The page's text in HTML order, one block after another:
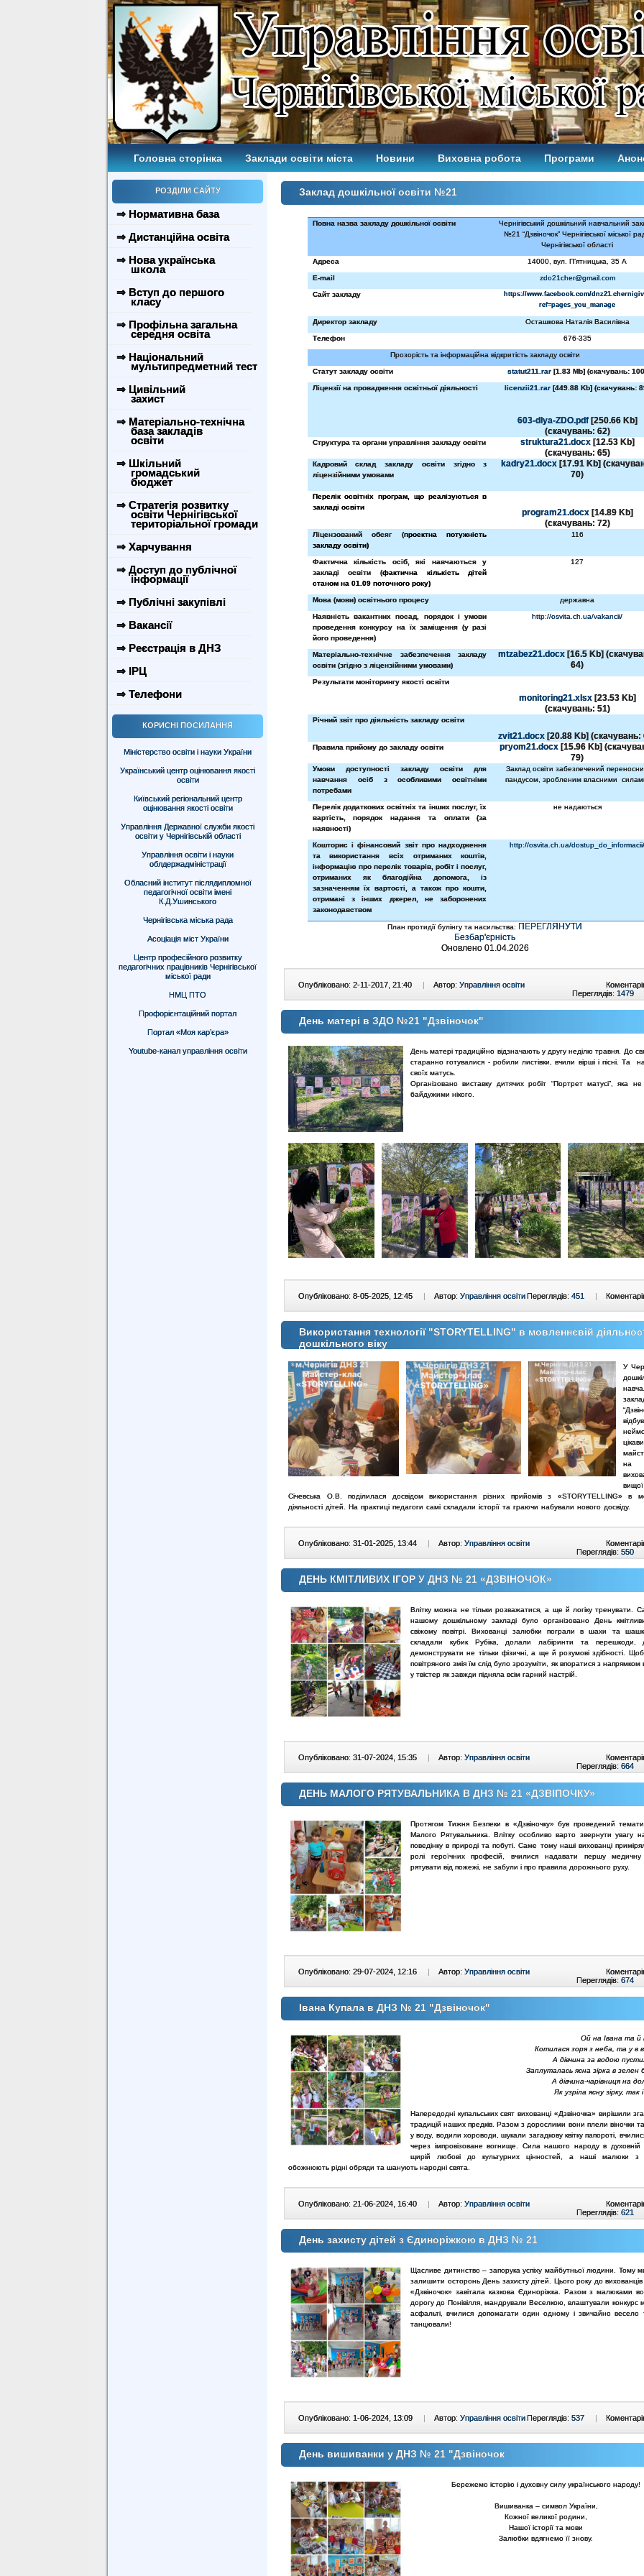
Головна сторінка Заклади освіти міста Новини Виховна робота Програми
РОЗДІЛИ САЙТУ
⇒ Нормативна база
⇒ Дистанційна освіта
⇒ Нова українська
школа
⇒ Вступ до першого
класу
⇒ Профільна загальна
середня освіта
⇒ Національний
мультипредметний тест
⇒ Цивільний
захист
⇒ Матеріально-технічна
база закладів
освіти
⇒ Шкільний
громадський
бюджет
⇒ Стратегія розвитку
освіти Чернігівської
територіальної громади
⇒ Харчування
⇒ Доступ до публічної
інформації
⇒ Публічні закупівлі
⇒ Вакансії
⇒ Реєстрація в ДНЗ
⇒ ІРЦ
⇒ Телефони
КОРИСНІ ПОСИЛАННЯ
Міністерство освіти і науки України
Український центр оцінювання якості
освіти
Київський регіональний центр
оцінювання якості освіти
Управління Державної служби якості
освіти у Чернігівській області
Управління освіти і науки
облдержадміністрації
Обласний інститут післядипломної
педагогічної освіти імені
К.Д.Ушинського
Чернігівська міська рада
Асоціація міст України
Центр професійного розвитку
педагогічних працівників Чернігівської
міської ради
НМЦ ПТО
Профорієнтаційний портал
Портал «Моя кар’єра»
Youtube-канал управління освіти
Заклад дошкільної освіти №21
Повна назва закладу дошкільної освіти
Чернігівський дошкільний навчальний
№21 “Дзвіночок” Чернігівської міської
Чернігівської області
Адреса 14000, вул. П’ятницька, 35 А
E-mail zdo21cher@gmail.com
Сайт закладу
https://www.facebook.com/
ref=pages_you_manage
Директор закладу Осташкова Наталія Василівна
Телефон 676-335
Прозорість та інформаційна відкритість закладу освіти
Статут закладу освіти statut211.rar [1.83 Mb] (cкачувань:
Ліцензії на провадження освітньої діяльності licenzii21.rar [449.88 Kb] (cкачувань:
603-dlya-ZDO.pdf[250.66 Kb]
(cкачувань: 62)
Структура та органи управління закладу освіти struktura21.docx[12.53 Kb]
(cкачувань: 65)
Кадровий склад закладу освіти згідно з
ліцензійними умовами
kadry21.docx [17.91 Kb]
70)
Перелік освітніх програм, що реалізуються в
закладі освіти
program21.docx[14.89 Kb]
(cкачувань: 72)
Ліцензований обсяг (проектна потужність
закладу освіти)
116
Фактична кількість осіб, які навчаються у
закладі освіти (фактична кількість дітей
станом на 01.09 поточного року)
127
Мова (мови) освітнього процесу державна
Наявність вакантних посад, порядок і умови
проведення конкурсу на їх заміщення (у разі
його проведення)
http://osvita.ch.ua/vakancii/
Матеріально-технічне забезпечення закладу
освіти (згідно з ліцензійними умовами)
mtzabez21.docx [16.5 Kb]
64)
Результати моніторингу якості освіти
monitoring21.xlsx[23.53 Kb]
(cкачувань: 51)
Річний звіт про діяльність закладу освіти
zvit21.docx [20.88 Kb] (cкачувань:
Правила прийому до закладу освіти pryom21.docx [15.96 Kb]
79)
Умови доступності закладу освіти для
навчання осіб з особливими освітніми
потребами
Заклад освіти забезпечений
пандусом, зробленим власними
Перелік додаткових освітніх та інших послуг, їх
вартість, порядок надання та оплати (за
наявності)
не надаються
Кошторис і фінансовий звіт про надходження
та використання всіх отриманих коштів,
інформацію про перелік товарів, робіт і послуг,
отриманих як благодійна допомога, із
зазначенням їх вартості, а також про кошти,
отримані з інших джерел, не заборонених
законодавством
http://osvita.ch.ua/dostup_do_informacii/
План протидії булінгу та насильства: ПЕРЕГЛЯНУТИ
Безбар'єрність
Оновлено 01.04.2026
Опубліковано: 2-11-2017, 21:40 | Автор: Управління освіти
Переглядів: 1479
День матері в ЗДО №21 "Дзвіночок"
День матері традиційно відзначають у другу неділю травня. До
старанно готувалися - робили листівки, вчили вірші і пісні. Та
своїх матусь.
Організовано виставку дитячих робіт “Портрет матусі”, яка
байдужими нікого.
Опубліковано: 8-05-2025, 12:45 | Автор: Управління освітиПереглядів: 451 |
Використання технології "STORYTELLING" в мовленнєвій
дошкільного віку
У
Січевська О.В. поділилася
досвідом використання різних прийомів з «STORYTELLING» в
діяльності дітей. На практиці педагоги самі складали історії та граючи набували нового досвіду.
Опубліковано: 31-01-2025, 13:44 | Автор: Управління освіти
Переглядів: 550
ДЕНЬ КМІТЛИВИХ ІГОР У ДНЗ № 21 «ДЗВІНОЧОК»
Влітку можна не тільки розважатися, а ще й логіку тренувати.
нашому дошкільному закладі було організовано День
свіжому повітрі. Вихованці залюбки пограли в шахи та
складали кубик Рубіка, долали лабіринти та перешкоди,
демонструвати не тільки фізичні, а ще й розумові здібності.
повітряного змія їм слід було зрозуміти, як впоратися з напрямком
у твістер як завжди підняла всім гарний настрій.
Опубліковано: 31-07-2024, 15:35 | Автор: Управління освіти
Переглядів: 664
ДЕНЬ МАЛОГО РЯТУВАЛЬНИКА В ДНЗ № 21 «ДЗВІПОЧКУ»
Протягом Тижня Безпеки в «Дзвіночку» був проведений
Малого Рятувальника. Влітку особливо варто звернути увагу
поведінку в природі та побуті. Саме тому наші вихованці
ролі героїчних професій, вчилися надавати першу медичну
рятувати від пожежі, не забули і про правила дорожнього руху.
Опубліковано: 29-07-2024, 12:16 | Автор: Управління освіти
Переглядів: 674
Івана Купала в ДНЗ № 21 "Дзвіночок"
Ой на Івана та й
Котилася зоря з неба, та у в
А дівчина за водою
Заплуталась ясна зірка в зелен
А дівчина-чарівниця на
Як узріла ясну зірку, так і
Напередодні купальських свят вихованці «Дзвіночка» вирішили
традицій наших предків. Разом з дорослими вони плели віночки та
у воду, водили хороводи, шукали загадкову квітку папороті,
через імпровізоване вогнище. Сила нашого народу в духовній
щирій любові до культурних цінностей, а наші малюки з
обожнюють рідні обряди та шанують народні свята.
Опубліковано: 21-06-2024, 16:40 | Автор: Управління освіти
Переглядів: 621
День захисту дітей з Єдиноріжкою в ДНЗ № 21
Щасливе дитинство – запорука успіху майбутньої людини. Тому
залишити осторонь День захисту дітей. Цього року до
«Дзвіночок» завітала казкова Єдиноріжка. Разом з малюками
дорогу до Понівілля, мандрували Веселкою, влаштували конкурс
асфальті, вчилися допомагати один одному і звичайно весело
танцювали!
Опубліковано: 1-06-2024, 13:09 | Автор: Управління освітиПереглядів: 537 |
День вишиванки у ДНЗ № 21 "Дзвіночок
Бережемо історію і духовну силу українського народу!
Вишиванка – символ України,
Кожної великої родини,
Нашої історії та мови
Залюбки вдягнемо її знову.